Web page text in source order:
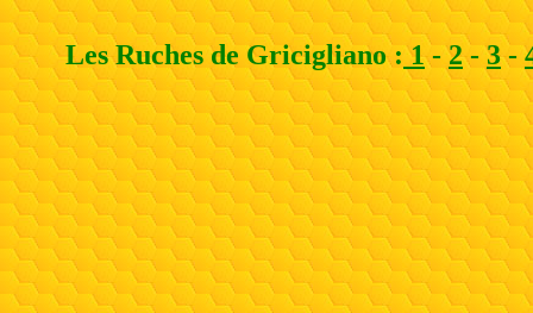
Les Ruches de Gricigliano : 1-2-3-